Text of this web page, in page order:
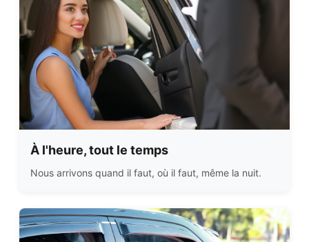
À l'heure, tout le temps
Nous arrivons quand il faut, où il faut, même la nuit.